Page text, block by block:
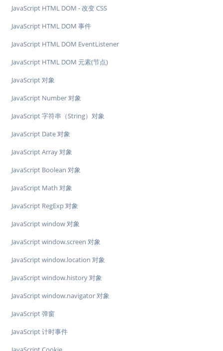
JavaScript HTML DOM - 改变 CSS
JavaScript HTML DOM 事件
JavaScript HTML DOM EventListener
JavaScript HTML DOM 元素(节点)
JavaScript 对象
JavaScript Number 对象
JavaScript 字符串（String）对象
JavaScript Date 对象
JavaScript Array 对象
JavaScript Boolean 对象
JavaScript Math 对象
JavaScript RegExp 对象
JavaScript window 对象
JavaScript window.screen 对象
JavaScript window.location 对象
JavaScript window.history 对象
JavaScript window.navigator 对象
JavaScript 弹窗
JavaScript 计时事件